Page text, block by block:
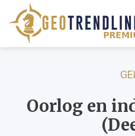
Oorlog en